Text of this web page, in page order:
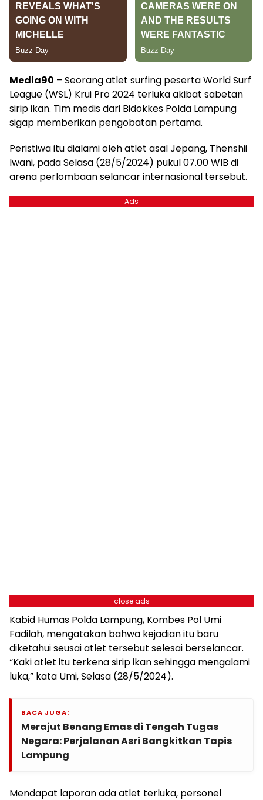
Media90 – Seorang atlet surfing peserta World Surf
League (WSL) Krui Pro 2024 terluka akibat sabetan
sirip ikan. Tim medis dari Bidokkes Polda Lampung
sigap memberikan pengobatan pertama.
Peristiwa itu dialami oleh atlet asal Jepang, Thenshii
Iwani, pada Selasa (28/5/2024) pukul 07.00 WIB di
arena perlombaan selancar internasional tersebut.
Ads
close ads
Kabid Humas Polda Lampung, Kombes Pol Umi
Fadilah, mengatakan bahwa kejadian itu baru
diketahui seusai atlet tersebut selesai berselancar.
“Kaki atlet itu terkena sirip ikan sehingga mengalami
luka,” kata Umi, Selasa (28/5/2024).
BACA JUGA:
Merajut Benang Emas di Tengah Tugas
Negara: Perjalanan Asri Bangkitkan Tapis
Lampung
Mendapat laporan ada atlet terluka, personel